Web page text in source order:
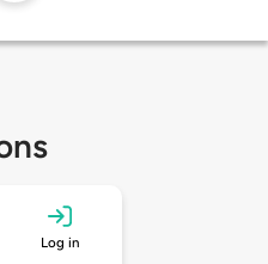
Log in